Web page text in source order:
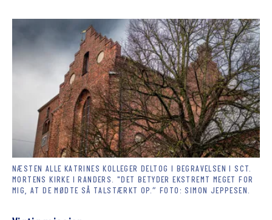
NÆSTEN ALLE KATRINES KOLLEGER DELTOG I BEGRAVELSEN I SCT.
MORTENS KIRKE I RANDERS. "DET BETYDER EKSTREMT MEGET FOR
MIG, AT DE MØDTE SÅ TALSTÆRKT OP.” FOTO: SIMON JEPPESEN.